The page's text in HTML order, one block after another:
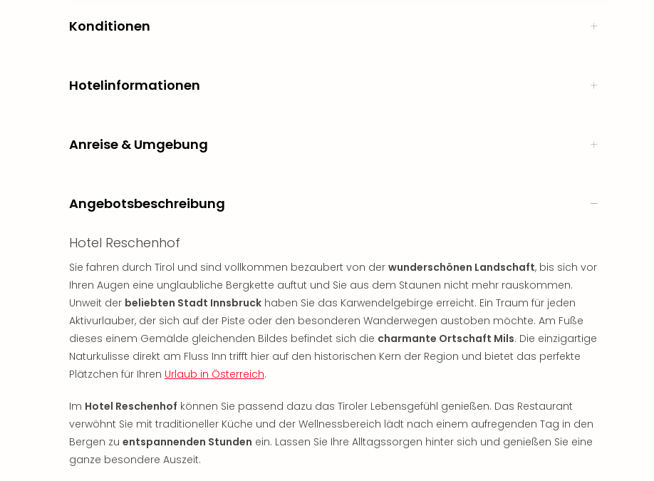
Konditionen
Hotelinformationen
Anreise & Umgebung
Angebotsbeschreibung
Hotel Reschenhof
Sie fahren durch Tirol und sind vollkommen bezaubert von der wunderschönen Landschaft, bis sich vor
Ihren Augen eine unglaubliche Bergkette auftut und Sie aus dem Staunen nicht mehr rauskommen.
Unweit der beliebten Stadt Innsbruck haben Sie das Karwendelgebirge erreicht. Ein Traum für jeden
Aktivurlauber, der sich auf der Piste oder den besonderen Wanderwegen austoben möchte. Am Fuße
dieses einem Gemälde gleichenden Bildes befindet sich die charmante Ortschaft Mils. Die einzigartige
Naturkulisse direkt am Fluss Inn trifft hier auf den historischen Kern der Region und bietet das perfekte
Plätzchen für Ihren Urlaub in Österreich.
Im Hotel Reschenhof können Sie passend dazu das Tiroler Lebensgefühl genießen. Das Restaurant
verwöhnt Sie mit traditioneller Küche und der Wellnessbereich lädt nach einem aufregenden Tag in den
Bergen zu entspannenden Stunden ein. Lassen Sie Ihre Alltagssorgen hinter sich und genießen Sie eine
ganze besondere Auszeit.